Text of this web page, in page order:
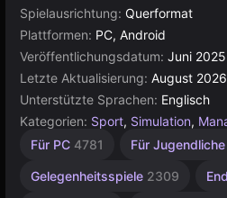
Spielausrichtung: Querformat
Plattformen: PC, Android
Veröffentlichungsdatum: Juni 2025
Letzte Aktualisierung: August 2026
Unterstützte Sprachen: Englisch
Kategorien: Sport, Simulation,
Für PC 4781 Für Jugendliche
Gelegenheitsspiele 2309
Browser
Unity
3174